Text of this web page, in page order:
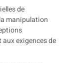
de
manipulation
exigences de